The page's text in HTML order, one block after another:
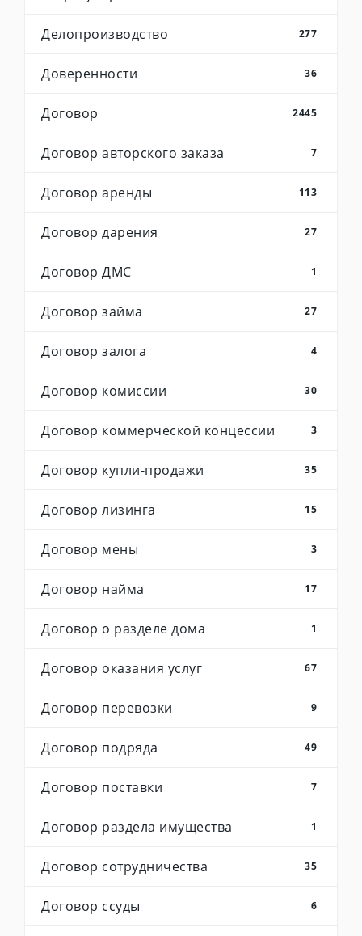
Делопроизводство 277
Доверенности 36
Договор 2445
Договор авторского заказа 7
Договор аренды 113
Договор дарения 27
Договор ДМС 1
Договор займа 27
Договор залога 4
Договор комиссии 30
Договор коммерческой концессии 3
Договор купли-продажи 35
Договор лизинга 15
Договор мены 3
Договор найма 17
Договор о разделе дома 1
Договор оказания услуг 67
Договор перевозки 9
Договор подряда 49
Договор поставки 7
Договор раздела имущества 1
Договор сотрудничества 35
Договор ссуды 6